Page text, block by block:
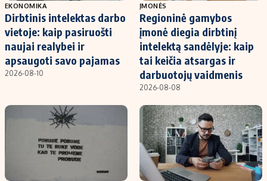
EKONOMIKA
Dirbtinis intelektas darbo
vietoje: kaip pasiruošti
naujai realybei ir
apsaugoti savo pajamas
2026-08-10
ĮMONĖS
Regioninė gamybos
įmonė diegia dirbtinį
intelektą sandėlyje: kaip
tai keičia atsargas ir
darbuotojų vaidmenis
2026-08-08